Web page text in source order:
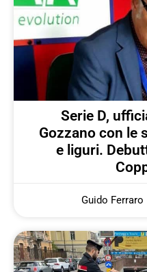
Serie D,
Gozzano con le
e liguri.
Guido Ferraro